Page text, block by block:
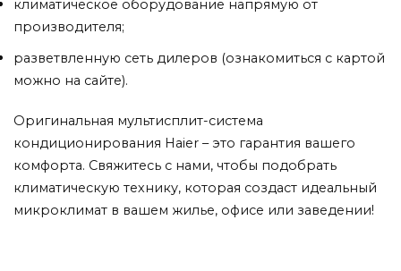
климатическое оборудование напрямую от
производителя;
разветвленную сеть дилеров (ознакомиться с картой
можно на сайте).
Оригинальная мультисплит-система
кондиционирования Haier – это гарантия вашего
комфорта. Свяжитесь с нами, чтобы подобрать
климатическую технику, которая создаст идеальный
микроклимат в вашем жилье, офисе или заведении!